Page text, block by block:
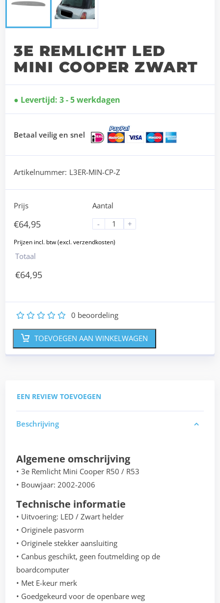
3E REMLICHT LED
MINI COOPER ZWART
Levertijd: 3 - 5 werkdagen
Betaal veilig en snel
Artikelnummer: L3ER-MIN-CP-Z
Prijs
€64,95
Aantal
-
+
Totaal
€64,95
5
4
3
2 0 beoordeling
TOEVOEGEN AAN WINKELWAGEN
EEN REVIEW TOEVOEGEN
Beschrijving
Algemene omschrijving
• 3e Remlicht Mini Cooper R50 / R53
• Bouwjaar: 2002-2006
Technische informatie
• Uitvoering: LED / Zwart helder
• Originele pasvorm
• Originele stekker aansluiting
• Canbus geschikt, geen foutmelding op de
boardcomputer
• Met E-keur merk
• Goedgekeurd voor de openbare weg